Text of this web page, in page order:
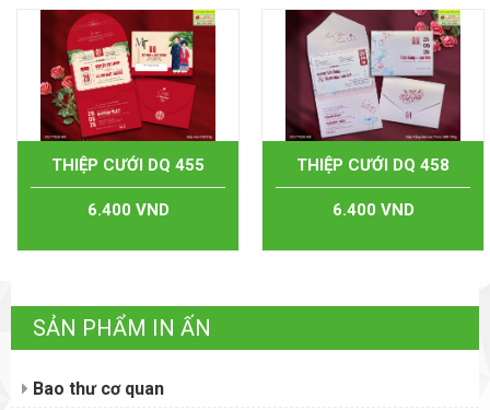
THIỆP CƯỚI DQ 455
6.400 VND
THIỆP CƯỚI DQ 458
6.400 VND
SẢN PHẨM IN ẤN
Bao thư cơ quan